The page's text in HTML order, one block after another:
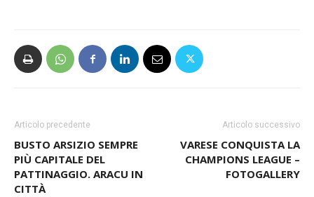
Articolo precedente
BUSTO ARSIZIO SEMPRE
PIÙ CAPITALE DEL
PATTINAGGIO. ARACU IN
CITTÀ
Articolo successivo
VARESE CONQUISTA LA
CHAMPIONS LEAGUE –
FOTOGALLERY